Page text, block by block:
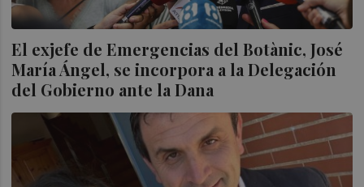
El exjefe de Emergencias del Botànic, José
María Ángel, se incorpora a la Delegación
del Gobierno ante la Dana